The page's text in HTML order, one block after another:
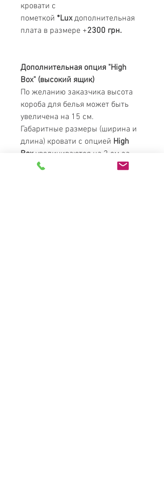
кровати с
пометкой *Luxдополнительная
плата в размере +2300 грн.
Дополнительная опция "High
Box" (высокий ящик)
По желанию заказчика высота
короба для белья может быть
увеличена на 15 см.
Габаритные размеры (ширина и
длина) кровати с опцией High
Boxувеличиваются на 2 см за
счет утолщения изножья и